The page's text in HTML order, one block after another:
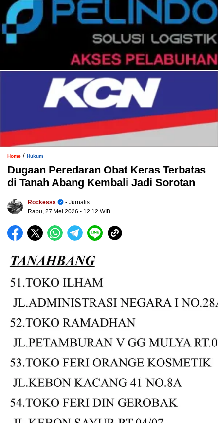
Home / Hukum
Dugaan Peredaran Obat Keras Terbatas
di Tanah Abang Kembali Jadi Sorotan
Rockesss
- Jurnalis
Rabu, 27 Mei 2026 - 12:12 WIB